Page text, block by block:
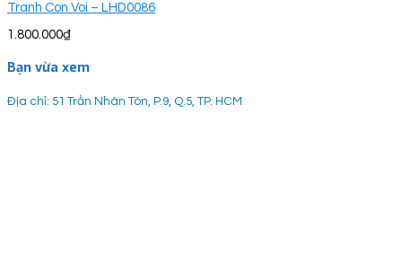
Tranh Con Voi – LHD0086
1.800.000₫
Bạn vừa xem
Địa chỉ: 51 Trần Nhân Tôn, P.9, Q.5, TP. HCM